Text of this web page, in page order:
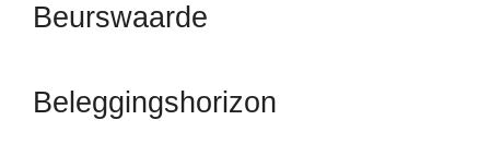
Beurswaarde
Beleggingshorizon